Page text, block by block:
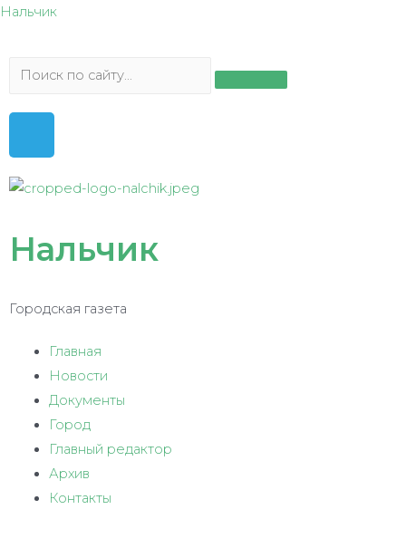
Нальчик
Нальчик
Городская газета
Главная
Новости
Документы
Город
Главный редактор
Архив
Контакты